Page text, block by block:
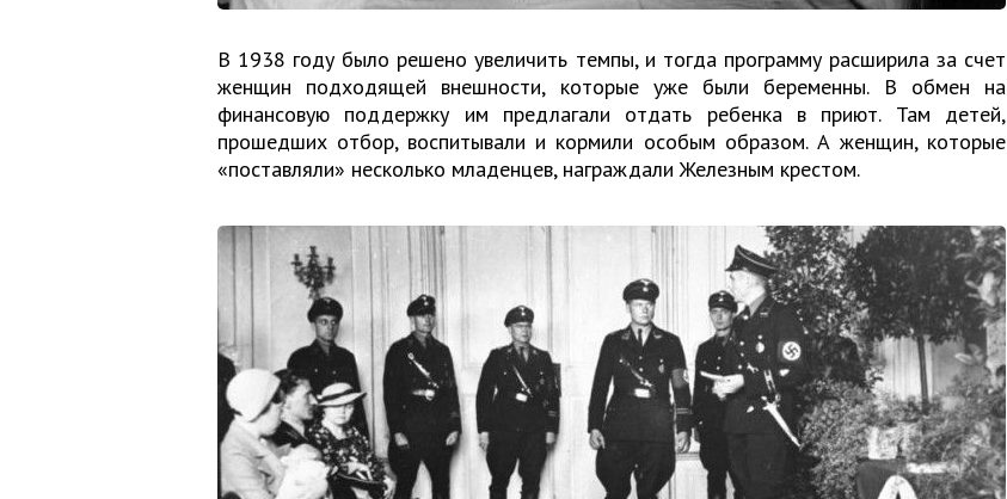
В 1938 году было решено увеличить темпы, и тогда программу расширила за счет
женщин подходящей внешности, которые уже были беременны. В обмен на
финансовую поддержку им предлагали отдать ребенка в приют. Там детей,
прошедших отбор, воспитывали и кормили особым образом. А женщин, которые
«поставляли» несколько младенцев, награждали Железным крестом.